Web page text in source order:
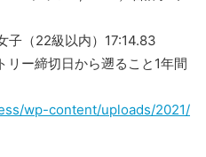
子（22級以内）17:14.83
リー締切日から遡ること1年間
wp-content/uploads/2021/